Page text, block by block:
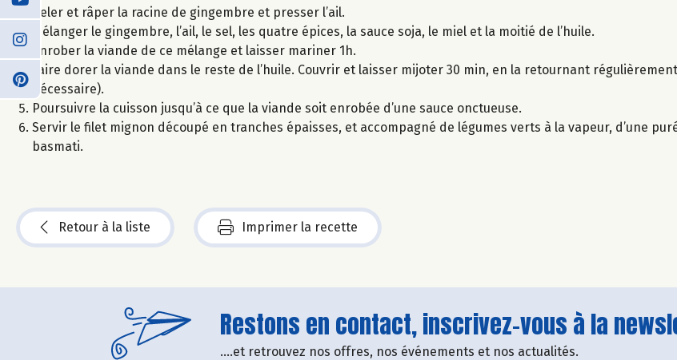
Peler et râper la racine de gingembre et presser l’ail.
Mélanger le gingembre, l’ail, le sel, les quatre épices, la sauce soja, le miel et la moitié de l’huile.
Enrober la viande de ce mélange et laisser mariner 1h.
Faire dorer la viande dans le reste de l’huile. Couvrir et laisser mijoter 30 min, en la retournant
nécessaire).
Poursuivre la cuisson jusqu’à ce que la viande soit enrobée d’une sauce onctueuse.
Servir le filet mignon découpé en tranches épaisses, et accompagné de légumes verts à la vapeur, d’une
basmati.
Retour à la liste Imprimer la recette
Restons en contact, inscrivez-vous à la
....et retrouvez nos offres, nos événements et nos actualités.